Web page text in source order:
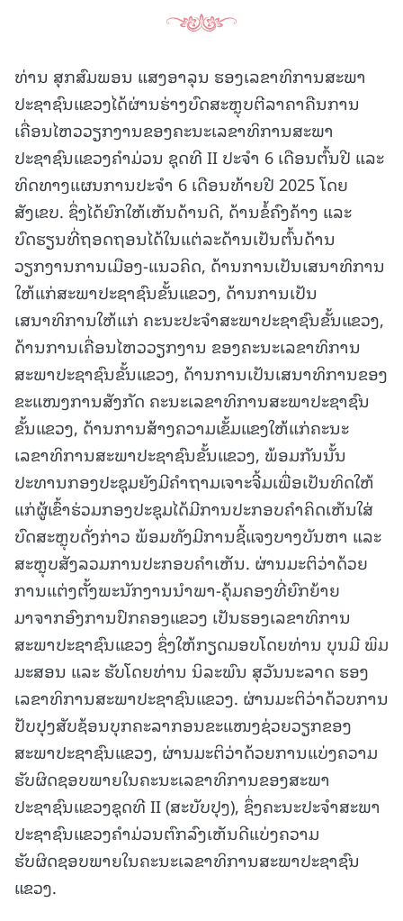
ທ່ານ ສຸກສົມພອນ ແສງອາລຸນ ຮອງເລຂາທິການສະພາ
ປະຊາຊົນແຂວງໄດ້ຜ່ານຮ່າງບົດສະຫຼຸບຕີລາຄາຄືນການ
ເຄື່ອນໄຫວວຽກງານຂອງຄະນະເລຂາທິການສະພາ
ປະຊາຊົນແຂວງຄໍາມ່ວນ ຊຸດທີ II ປະຈໍາ 6 ເດືອນຕົ້ນປີ ແລະ
ທິດທາງແຜນການປະຈໍາ 6 ເດືອນທ້າຍປີ 2025 ໂດຍ
ສັງເຂບ. ຊຶ່ງໄດ້ຍົກໃຫ້ເຫັນດ້ານດີ, ດ້ານຂໍ້ຄົງຄ້າງ ແລະ
ບົດຮຽນທີ່ຖອດຖອນໄດ້ໃນແຕ່ລະດ້ານເປັນຕົ້ນດ້ານ
ວຽກງານການເມືອງ-ແນວຄິດ, ດ້ານການເປັນເສນາທິການ
ໃຫ້ແກ່ສະພາປະຊາຊົນຂັ້ນແຂວງ, ດ້ານການເປັນ
ເສນາທິການໃຫ້ແກ່ ຄະນະປະຈໍາສະພາປະຊາຊົນຂັ້ນແຂວງ,
ດ້ານການເຄື່ອນໄຫວວຽກງານ ຂອງຄະນະເລຂາທິການ
ສະພາປະຊາຊົນຂັ້ນແຂວງ, ດ້ານການເປັນເສນາທິການຂອງ
ຂະແໜງການສັງກັດ ຄະນະເລຂາທິການສະພາປະຊາຊົນ
ຂັ້ນແຂວງ, ດ້ານການສ້າງຄວາມເຂັ້ມແຂງໃຫ້ແກ່ຄະນະ
ເລຂາທິການສະພາປະຊາຊົນຂັ້ນແຂວງ, ພ້ອມກັນນັ້ນ
ປະທານກອງປະຊຸມຍັງມີຄໍາຖາມເຈາະຈີ້ມເພື່ອເປັນທິດໃຫ້
ແກ່ຜູ້ເຂົ້າຮ່ວມກອງປະຊຸມໄດ້ມີການປະກອບຄໍາຄິດເຫັນໃສ່
ບົດສະຫຼຸບດັ່ງກ່າວ ພ້ອມທັງມີການຊີ້ແຈງບາງບັນຫາ ແລະ
ສະຫຼຸບສັງລວມການປະກອບຄໍາເຫັນ. ຜ່ານມະຕິວ່າດ້ວຍ
ການແຕ່ງຕັ້ງພະນັກງານນໍາພາ-ຄຸ້ມຄອງທີ່ຍົກຍ້າຍ
ມາຈາກອົງການປົກຄອງແຂວງ ເປັນຮອງເລຂາທິການ
ສະພາປະຊາຊົນແຂວງ ຊຶ່ງໃຫ້ກຽດມອບໂດຍທ່ານ ບຸນມີ ພິມ
ມະສອນ ແລະ ຮັບໂດຍທ່ານ ນິລະພົນ ສຸວັນນະລາດ ຮອງ
ເລຂາທິການສະພາປະຊາຊົນແຂວງ. ຜ່ານມະຕິວ່າດ້ວບການ
ປັບປຸງສັບຊ້ອນບຸກຄະລາກອນຂະແໜງຊ່ວຍວຽກຂອງ
ສະພາປະຊາຊົນແຂວງ, ຜ່ານມະຕິວ່າດ້ວຍການແບ່ງຄວາມ
ຮັບຜິດຊອບພາຍໃນຄະນະເລຂາທິການຂອງສະພາ
ປະຊາຊົນແຂວງຊຸດທີ II (ສະບັບປຸງ), ຊຶ່ງຄະນະປະຈໍາສະພາ
ປະຊາຊົນແຂວງຄໍາມ່ວນຕົກລົງເຫັນດີແບ່ງຄວາມ
ຮັບຜິດຊອບພາຍໃນຄະນະເລຂາທິການສະພາປະຊາຊົນ
ແຂວງ.